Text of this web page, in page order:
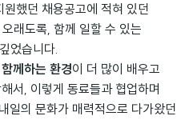
했던 채용공고에 적혀 있던
래도록, 함께 일할 수 있는
었습니다.
께하는 환경이 더 많이 배우고
서, 이렇게 동료들과 협업하며
일의 문화가 매력적으로 다가왔던